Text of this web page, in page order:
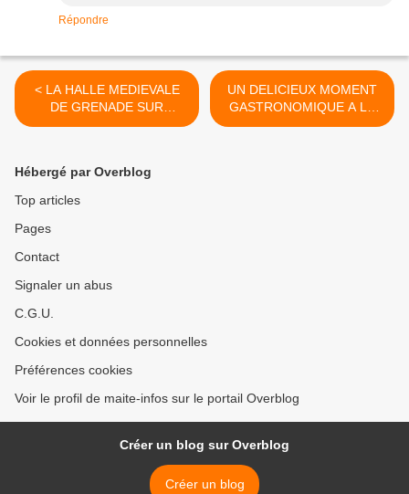
Répondre
< LA HALLE MEDIEVALE
DE GRENADE SUR
GARONNE
UN DELICIEUX MOMENT
GASTRONOMIQUE A LA
BRASSERIE MOUSTACHE
Hébergé par Overblog
Top articles
Pages
Contact
Signaler un abus
C.G.U.
Cookies et données personnelles
Préférences cookies
Voir le profil de maite-infos sur le portail Overblog
Créer un blog sur Overblog
Créer un blog